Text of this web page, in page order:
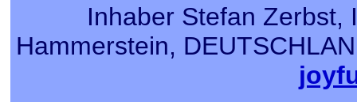
Inhaber Stefan Zerbst,
Hammerstein,